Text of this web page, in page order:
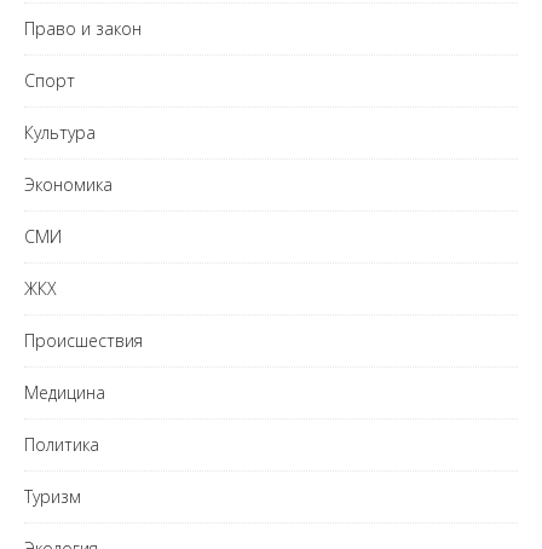
Право и закон
Спорт
Культура
Экономика
СМИ
ЖКХ
Происшествия
Медицина
Политика
Туризм